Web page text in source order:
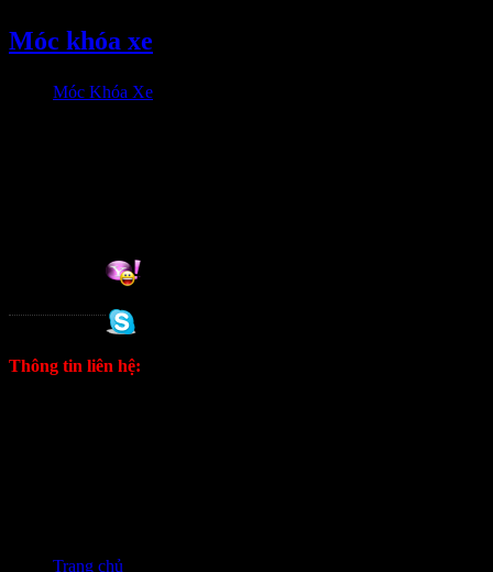
Móc khóa xe
Móc Khóa Xe
Thông tin liên hệ:
Trang chủ